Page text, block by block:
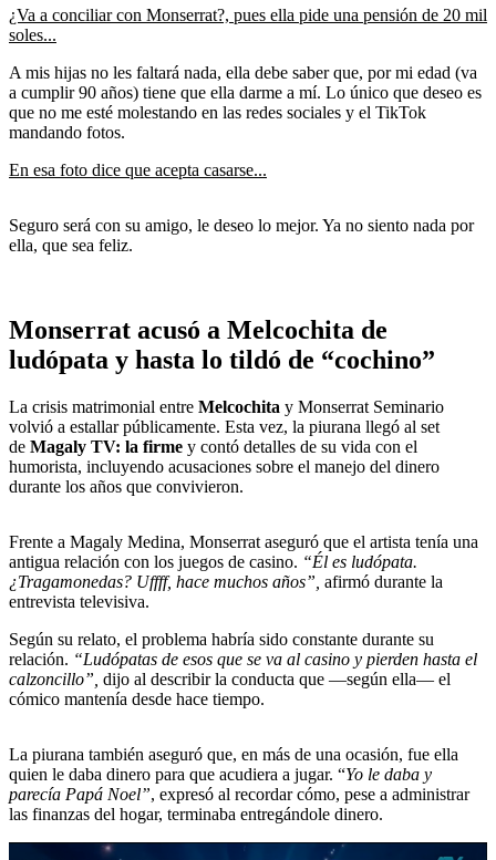
¿Va a conciliar con Monserrat?, pues ella pide una pensión de 20 mil
soles...
A mis hijas no les faltará nada, ella debe saber que, por mi edad (va
a cumplir 90 años) tiene que ella darme a mí. Lo único que deseo es
que no me esté molestando en las redes sociales y el TikTok
mandando fotos.
En esa foto dice que acepta casarse...
Seguro será con su amigo, le deseo lo mejor. Ya no siento nada por
ella, que sea feliz.
Monserrat acusó a Melcochita de
ludópata y hasta lo tildó de “cochino”
La crisis matrimonial entre Melcochita y Monserrat Seminario
volvió a estallar públicamente. Esta vez, la piurana llegó al set
de Magaly TV: la firme y contó detalles de su vida con el
humorista, incluyendo acusaciones sobre el manejo del dinero
durante los años que convivieron.
Frente a Magaly Medina, Monserrat aseguró que el artista tenía una
antigua relación con los juegos de casino. “Él es ludópata.
¿Tragamonedas? Uffff, hace muchos años”, afirmó durante la
entrevista televisiva.
Según su relato, el problema habría sido constante durante su
relación. “Ludópatas de esos que se va al casino y pierden hasta el
calzoncillo”, dijo al describir la conducta que —según ella— el
cómico mantenía desde hace tiempo.
La piurana también aseguró que, en más de una ocasión, fue ella
quien le daba dinero para que acudiera a jugar. “Yo le daba y
parecía Papá Noel”, expresó al recordar cómo, pese a administrar
las finanzas del hogar, terminaba entregándole dinero.